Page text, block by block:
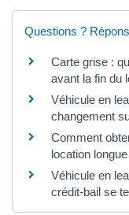
Questions ?
Carte grise :
avant la fin du
Véhicule en
changement
Comment
location
Véhicule en
crédit-bail se